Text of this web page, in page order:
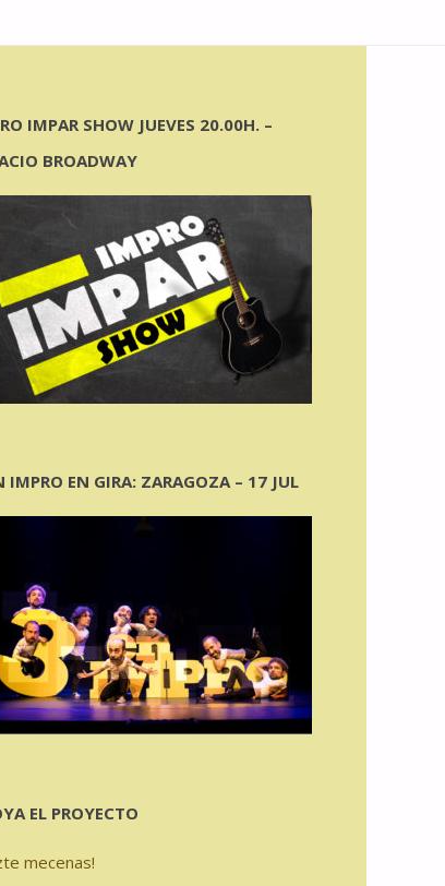
IMPAR SHOW JUEVES 20.00H. –
BROADWAY
IMPRO EN GIRA: ZARAGOZA – 17 JUL
EL PROYECTO
mecenas!